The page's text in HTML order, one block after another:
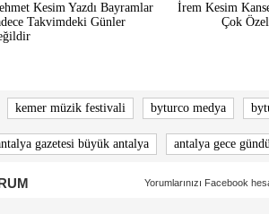
Kesim Yazdı Bayramlar
Takvimdeki Günler
İrem Kesim
Çok
kemer müzik festivali byturco medya
gazetesi büyük antalya antalya gece
Yorumlarınızı Facebook